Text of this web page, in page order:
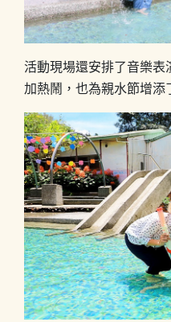
活動現場還安排了音樂表
加熱鬧，也為親水節增添